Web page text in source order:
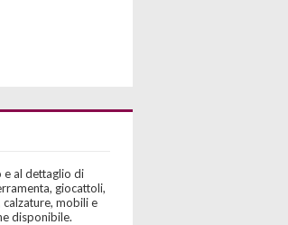
e al dettaglio di
giocattoli,
mobili e
disponibile.